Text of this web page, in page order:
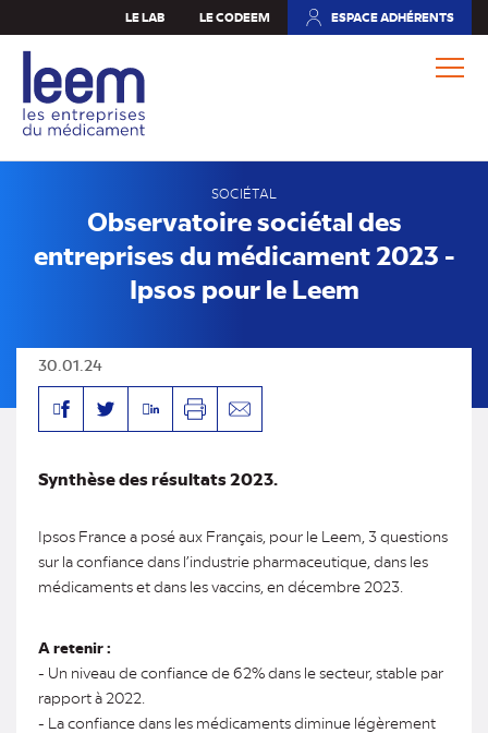
au
contenu
principal
LE LAB LE CODEEM ESPACE ADHÉRENTS
(NOUVEL
SOCIÉTAL
Observatoire sociétal des
entreprises du médicament 2023 -
Ipsos pour le Leem
30.01.24
FacebookTwitterLinkedinImprimerEnvoyer
Synthèse des résultats 2023.
Ipsos France a posé aux Français, pour le Leem, 3 questions
sur la confiance dans l’industrie pharmaceutique, dans les
médicaments et dans les vaccins, en décembre 2023.
A retenir :
- Un niveau de confiance de 62% dans le secteur, stable par
rapport à 2022.
- La confiance dans les médicaments diminue légèrement